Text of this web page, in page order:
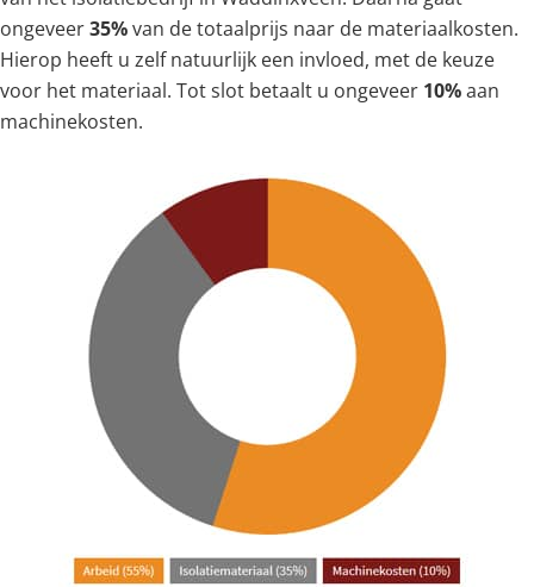
ongeveer35%van de totaalprijs naar de materiaalkosten.
Hierop heeft u zelf natuurlijk een invloed, met de keuze
voor het materiaal. Tot slot betaalt u ongeveer 10%aan
machinekosten.